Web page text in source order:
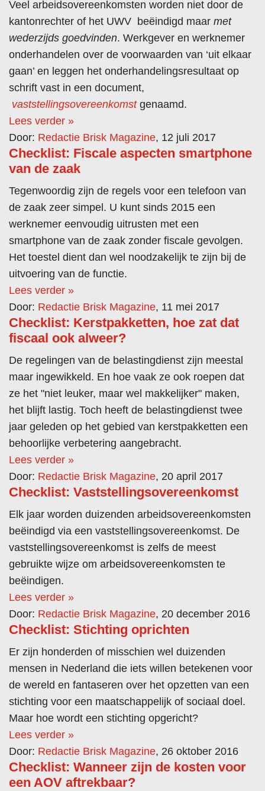
Veel arbeidsovereenkomsten worden niet door de
kantonrechter of het UWV beëindigd maar met
wederzijds goedvinden. Werkgever en werknemer
onderhandelen over de voorwaarden van ‘uit elkaar
gaan’ en leggen het onderhandelingsresultaat op
schrift vast in een document,
vaststellingsovereenkomstgenaamd.
Lees verder »
Door: Redactie Brisk Magazine, 12 juli 2017
Checklist: Fiscale aspecten smartphone
van de zaak
Tegenwoordig zijn de regels voor een telefoon van
de zaak zeer simpel. U kunt sinds 2015 een
werknemer eenvoudig uitrusten met een
smartphone van de zaak zonder fiscale gevolgen.
Het toestel dient dan wel noodzakelijk te zijn bij de
uitvoering van de functie.
Lees verder »
Door: Redactie Brisk Magazine, 11 mei 2017
Checklist: Kerstpakketten, hoe zat dat
fiscaal ook alweer?
De regelingen van de belastingdienst zijn meestal
maar ingewikkeld. En hoe vaak ze ook roepen dat
ze het "niet leuker, maar wel makkelijker" maken,
het blijft lastig. Toch heeft de belastingdienst twee
jaar geleden op het gebied van kerstpakketten een
behoorlijke verbetering aangebracht.
Lees verder »
Door: Redactie Brisk Magazine, 20 april 2017
Checklist: Vaststellingsovereenkomst
Elk jaar worden duizenden arbeidsovereenkomsten
beëindigd via een vaststellingsovereenkomst. De
vaststellingsovereenkomst is zelfs de meest
gebruikte wijze om arbeidsovereenkomsten te
beëindigen.
Lees verder »
Door: Redactie Brisk Magazine, 20 december 2016
Checklist: Stichting oprichten
Er zijn honderden of misschien wel duizenden
mensen in Nederland die iets willen betekenen voor
de wereld en fantaseren over het opzetten van een
stichting voor een maatschappelijk of sociaal doel.
Maar hoe wordt een stichting opgericht?
Lees verder »
Door: Redactie Brisk Magazine, 26 oktober 2016
Checklist: Wanneer zijn de kosten voor
een AOV aftrekbaar?